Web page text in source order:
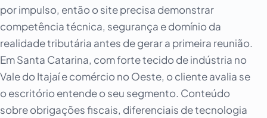
por impulso, então o site precisa demonstrar
competência técnica, segurança e domínio da
realidade tributária antes de gerar a primeira reunião.
Em Santa Catarina, com forte tecido de indústria no
Vale do Itajaí e comércio no Oeste, o cliente avalia se
o escritório entende o seu segmento. Conteúdo
sobre obrigações fiscais, diferenciais de tecnologia